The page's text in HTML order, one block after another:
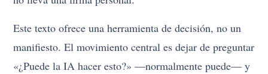
Este texto ofrece una herramienta de decisión, no un
manifiesto. El movimiento central es dejar de preguntar
«¿Puede la IA hacer esto?» —normalmente puede— y